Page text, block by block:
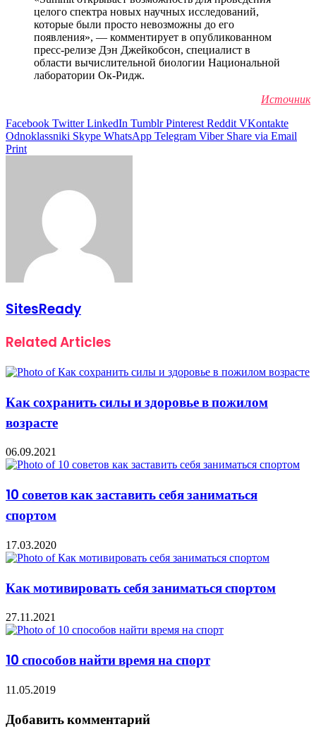
целого спектра новых научных исследований,
которые были просто невозможны до его
появления», — комментирует в опубликованном
пресс-релизе Дэн Джейкобсон, специалист в
области вычислительной биологии Национальной
лаборатории Ок-Ридж.
Источник
Facebook Twitter LinkedIn Tumblr Pinterest Reddit VKontakte
Odnoklassniki Skype WhatsApp Telegram Viber Share via Email
Print
SitesReady
Related Articles
Как сохранить силы и здоровье в пожилом
возрасте
06.09.2021
10 советов как заставить себя заниматься
спортом
17.03.2020
Как мотивировать себя заниматься спортом
27.11.2021
10 способов найти время на спорт
11.05.2019
Добавить комментарий